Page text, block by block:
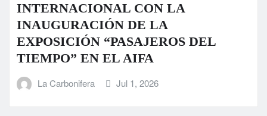
INTERNACIONAL CON LA
INAUGURACIÓN DE LA
EXPOSICIÓN “PASAJEROS DEL
TIEMPO” EN EL AIFA
La Carbonifera Jul 1, 2026